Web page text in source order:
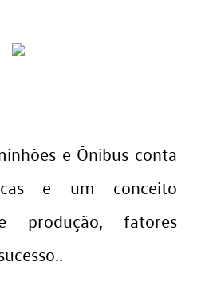
e Ônibus conta
e um conceito
produção, fatores